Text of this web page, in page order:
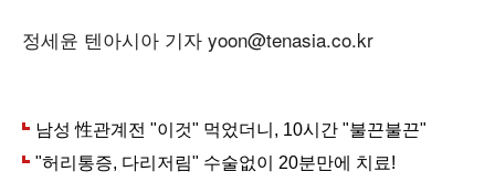
정세윤 텐아시아 기자 yoon@tenasia.co.kr